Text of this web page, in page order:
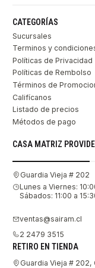
CATEGORÍAS
Sucursales
Terminos y
Políticas de Privacidad
Políticas de Rembolso
Términos de
Califícanos
Listado de precios
Métodos de pago
CASA MATRIZ
Guardia Vieja # 202
Lunes a Viernes:
Sábados: 11:00 a
ventas@sairam.cl
2 2479 3515
RETIRO EN TIENDA
Guardia Vieja # 202,